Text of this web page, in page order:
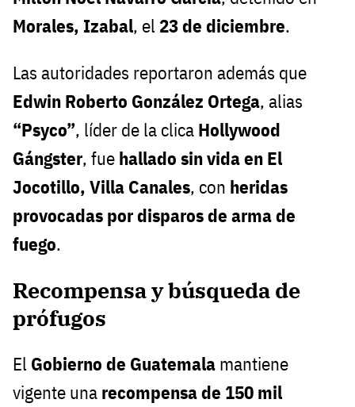
Morales, Izabal, el 23 de diciembre.
Las autoridades reportaron además que
Edwin Roberto González Ortega, alias
“Psyco”, líder de la clica Hollywood
Gángster, fue hallado sin vida en El
Jocotillo, Villa Canales, con heridas
provocadas por disparos de arma de
fuego.
Recompensa y búsqueda de
prófugos
El Gobierno de Guatemala mantiene
vigente una recompensa de 150 mil